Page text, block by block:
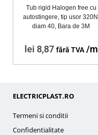
Tub rigid Halogen free cu
autostingere, tip usor 320N,
diam 40, Bara de 3M
lei 8,87 fără TVA /m
ELECTRICPLAST.RO
Termeni si conditii
Confidentialitate